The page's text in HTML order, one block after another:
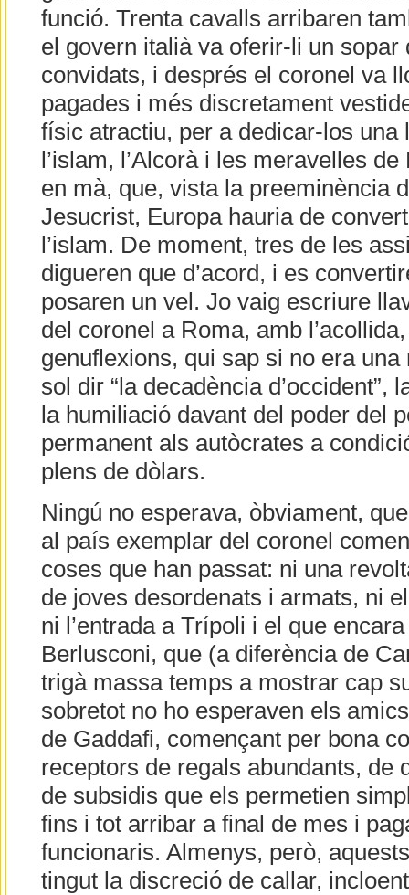
funció. Trenta cavalls arribaren
el govern italià va oferir-li un sopar
convidats, i després el coronel va
pagades i més discretament
físic atractiu, per a dedicar-los una
l’islam, l’Alcorà i les meravelles
en mà, que, vista la preeminència
Jesucrist, Europa hauria de
l’islam. De moment, tres de les
digueren que d’acord, i es
posaren un vel. Jo vaig escriure
del coronel a Roma, amb
genuflexions, qui sap si no era una
sol dir “la decadència d’occident”,
la humiliació davant del poder del
permanent als autòcrates a
plens de dòlars.
Ningú no esperava, òbviament,
al país exemplar del coronel
coses que han passat: ni una
de joves desordenats i armats, ni
ni l’entrada a Trípoli i el que
Berlusconi, que (a diferència de
trigà massa temps a mostrar cap
sobretot no ho esperaven els
de Gaddafi, començant per bona
receptors de regals abundants, de
de subsidis que els permetien
fins i tot arribar a final de mes i
funcionaris. Almenys, però,
tingut la discreció de callar,